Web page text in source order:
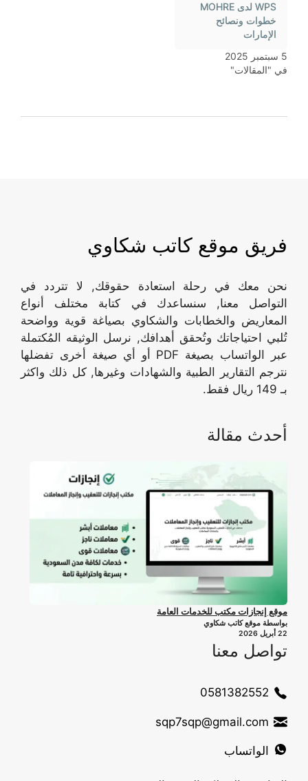
WPS لدى MOHRE
خطوات ونصائح
الإمارات
5 سبتمبر 2025
في "المقالات"
فريق موقع كاتب شكاوي
نحن معك في رحلة استعادة حقوقك, لا تتردد في
التواصل معنا, سنساعدك في كتابة مختلف أنواع
المعاريض والخطابات والشكاوي بصياغة قوية وواضحة
تُلبي احتياجاتك وتُحقق أهدافك, نرسل الوثيقه المُكتملة
عبر الواتساب بصيغة PDF أو أي صيغة أخرى تفضلها
نترجم التقارير الطبية والشهادات وغيرها, كل ذلك واكثر
بـ 149 ريال فقط.
أحدث مقالة
موقع إنجازات مكتب للخدمات العامة
بواسطة موقع كاتب شكاوي
22 أبريل 2026
تواصل معنا
0581382552
sqp7sqp@gmail.com
الواتساب